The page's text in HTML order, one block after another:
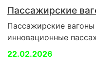
Пассажирские
Пассажирские
инновационные
22.02.2026